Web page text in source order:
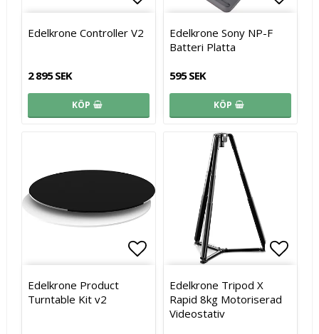
Lägg till i favoritlistan
Edelkrone Controller V2
2 895 SEK
KÖP
Lägg
Edelkrone Sony NP-F
Batteri Platta
595 SEK
KÖP
Lägg till i favoritlistan
Lägg till i favoritlistan
Edelkrone Product
Turntable Kit v2
Edelkrone Tripod X
Rapid 8kg Motoriserad
Videostativ